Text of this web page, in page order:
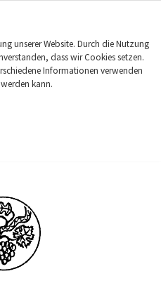
unserer Website. Durch die Nutzung
dass wir Cookies setzen.
Informationen verwenden
kann.